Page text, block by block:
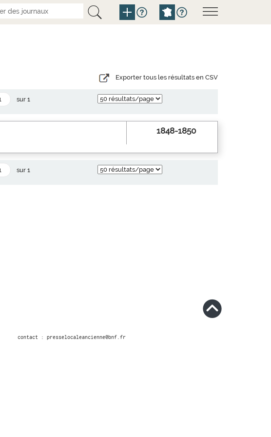
Exporter tous les résultats en CSV
sur 1
1848-1850
sur 1
contact : presselocaleancienne@bnf.fr